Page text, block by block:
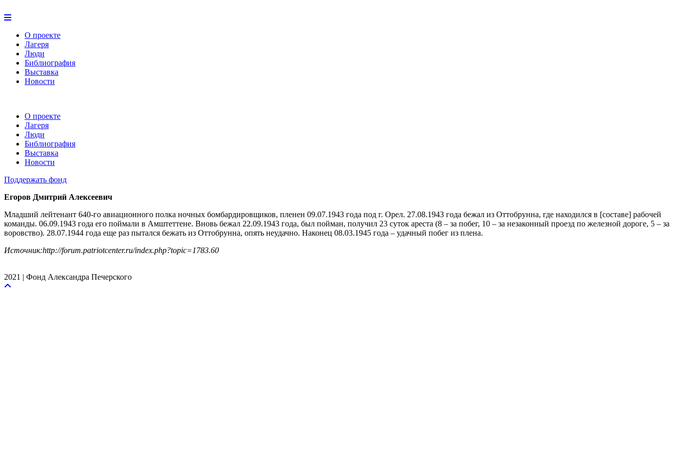
О проекте
Лагеря
Люди
Библиография
Выставка
Новости
О проекте
Лагеря
Люди
Библиография
Выставка
Новости
Поддержать фонд
Егоров Дмитрий Алексеевич
Младший лейтенант 640-го авиационного полка ночных бомбардировщиков, пленен 09.07.1943 года под г. Орел. 27.08.1943 года бежал из Оттобрунна, где находился в [составе] рабочей
команды. 06.09.1943 года его поймали в Амштеттене. Вновь бежал 22.09.1943 года, был пойман, получил 23 суток ареста (8 – за побег, 10 – за незаконный проезд по железной дороге, 5 – за
воровство). 28.07.1944 года еще раз пытался бежать из Оттобрунна, опять неудачно. Наконец 08.03.1945 года – удачный побег из плена.
Источник:http://forum.patriotcenter.ru/index.php?topic=1783.60
2021 | Фонд Александра Печерского